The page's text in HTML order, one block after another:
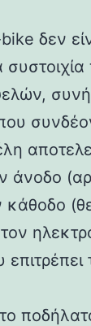
δεν
άνοδο
κάθοδο